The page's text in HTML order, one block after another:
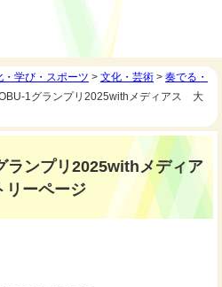
・学び・スポーツ > 文化・芸術 > 奏でる・
1グランプリ2025withメディアス 大
ランプリ2025withメディア
ーページ